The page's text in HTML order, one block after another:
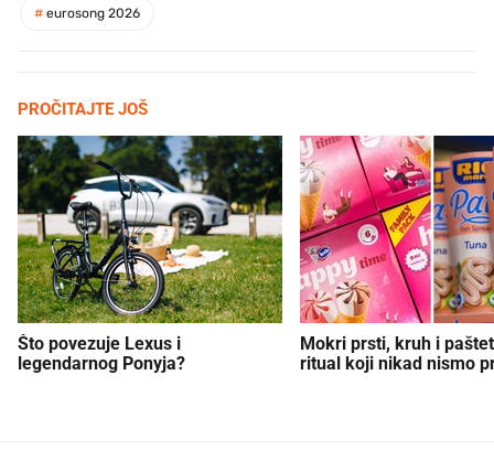
# eurosong 2026
PROČITAJTE JOŠ
Što povezuje Lexus i
legendarnog Ponyja?
Mokri prsti, kruh i
ritual koji nikad nismo